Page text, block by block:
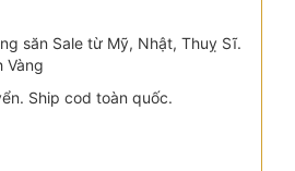
săn Sale từ Mỹ, Nhật, Thuỵ Sĩ.
Vàng
Ship cod toàn quốc.